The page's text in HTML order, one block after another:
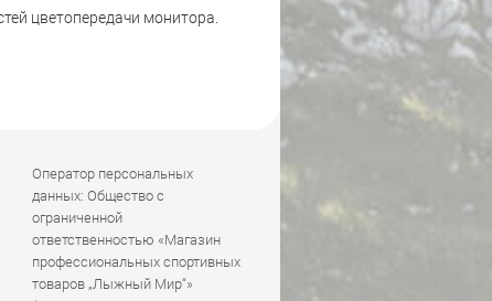
цветопередачи монитора.
Оператор персональных
данных: Общество с
ограниченной
ответственностью «Магазин
профессиональных спортивных
товаров „Лыжный Мир“»